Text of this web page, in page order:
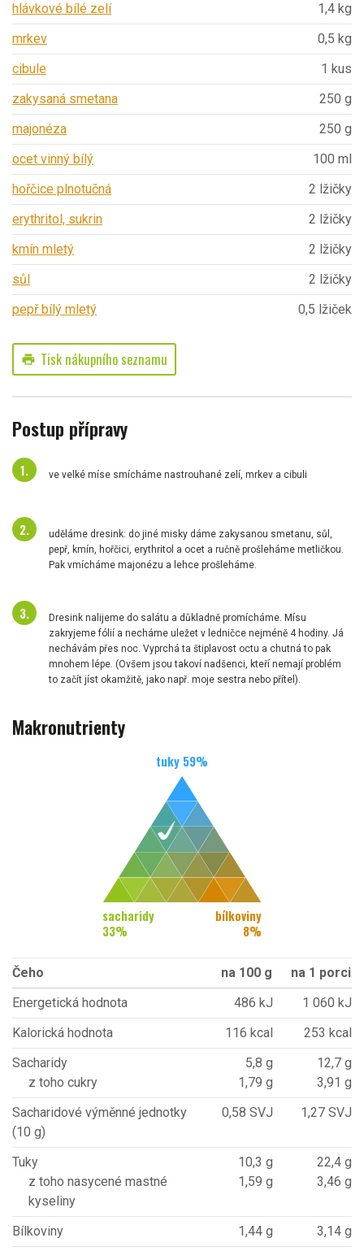
hlávkové bílé zelí
1,4 kg
mrkev
0,5 kg
cibule
1 kus
zakysaná smetana
250 g
majonéza
250 g
ocet vinný bílý
100 ml
hořčice plnotučná
2 lžičky
erythritol, sukrin
2 lžičky
kmín mletý
2 lžičky
sůl
2 lžičky
pepř bílý mletý
0,5 lžiček
print Tisk nákupního seznamu
Postup přípravy
ve velké míse smícháme nastrouhané zelí, mrkev a cibuli
uděláme dresink: do jiné misky dáme zakysanou smetanu, sůl,
pepř, kmín, hořčici, erythritol a ocet a ručně prošleháme metličkou.
Pak vmícháme majonézu a lehce prošleháme.
Dresink nalijeme do salátu a důkladně promícháme. Mísu
zakryjeme fólií a necháme uležet v ledničce nejméně 4 hodiny. Já
nechávám přes noc. Vyprchá ta štiplavost octu a chutná to pak
mnohem lépe. (Ovšem jsou takoví nadšenci, kteří nemají problém
to začít jíst okamžitě, jako např. moje sestra nebo přítel).
Makronutrienty
tuky 59%
sacharidy
33%
bílkoviny
8%
Čeho na 100 g
na 1 porci
Energetická hodnota
486 kJ
1 060 kJ
Kalorická hodnota
116 kcal
253 kcal
Sacharidy
z toho cukry
5,8 g
1,79 g
12,7 g
3,91 g
Sacharidové výměnné jednotky
(10 g)
0,58 SVJ 1,27 SVJ
Tuky
z toho nasycené mastné
kyseliny
10,3 g
1,59 g
22,4 g
3,46 g
Bílkoviny 1,44 g 3,14 g